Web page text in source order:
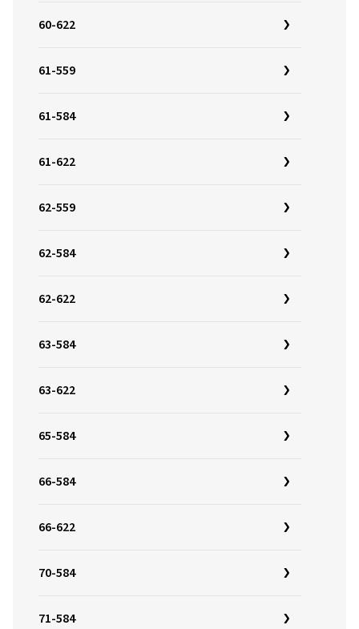
60-622
61-559
61-584
61-622
62-559
62-584
62-622
63-584
63-622
65-584
66-584
66-622
70-584
71-584